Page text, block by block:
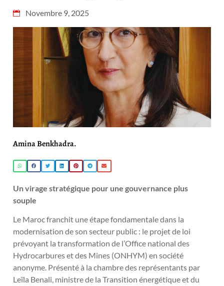
Novembre 9, 2025
Amina Benkhadra.
Un virage stratégique pour une gouvernance plus
souple
Le Maroc franchit une étape fondamentale dans la
modernisation de son secteur public : le projet de loi
prévoyant la transformation de l’Office national des
Hydrocarbures et des Mines (ONHYM) en société
anonyme. Présenté à la chambre des représentants par
Leïla Benali, ministre de la Transition énergétique et du